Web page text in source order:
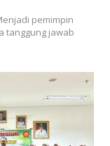
pemimpin
tanggung jawab